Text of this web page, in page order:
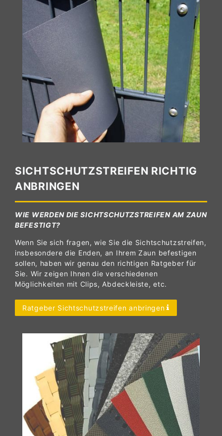
SICHTSCHUTZSTREIFEN RICHTIG
ANBRINGEN
WIE WERDEN DIE SICHTSCHUTZSTREIFEN AM ZAUN
BEFESTIGT?
Wenn Sie sich fragen, wie Sie die Sichtschutzstreifen,
insbesondere die Enden, an Ihrem Zaun befestigen
sollen, haben wir genau den richtigen Ratgeber für
Sie. Wir zeigen Ihnen die verschiedenen
Möglichkeiten mit Clips, Abdeckleiste, etc.
Ratgeber Sichtschutzstreifen anbringen